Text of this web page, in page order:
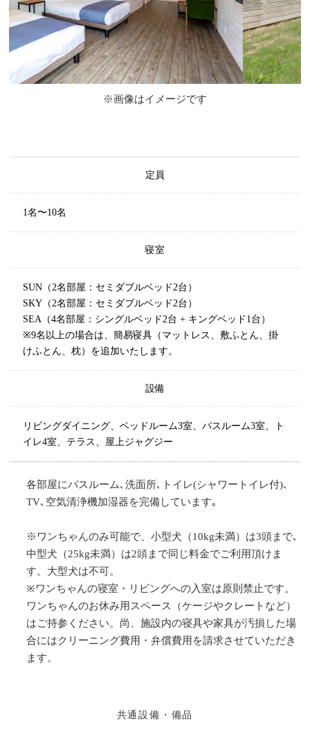
※画像はイメージです
定員
1名〜10名
寝室
SUN（2名部屋：セミダブルベッド2台）
SKY（2名部屋：セミダブルベッド2台）
SEA（4名部屋：シングルベッド2台 + キングベッド1台）
※9名以上の場合は、簡易寝具（マットレス、敷ふとん、掛
けふとん、枕）を追加いたします。
設備
リビングダイニング、ベッドルーム3室、バスルーム3室、ト
イレ4室、テラス、屋上ジャグジー
各部屋にバスルーム､洗面所､トイレ(シャワートイレ付)､
TV､空気清浄機加湿器を完備しています｡
※ワンちゃんのみ可能で、小型犬（10kg未満）は3頭まで､
中型犬（25kg未満）は2頭まで同じ料金でご利用頂けま
す。大型犬は不可。
※ワンちゃんの寝室・リビングへの入室は原則禁止です。
ワンちゃんのお休み用スペース（ケージやクレートなど）
はご持参ください。尚、施設内の寝具や家具が汚損した場
合にはクリーニング費用・弁償費用を請求させていただき
ます。
共通設備・備品